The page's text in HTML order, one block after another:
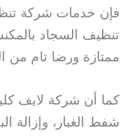
فإن خدمات شركة
تنظيف السجاد
ممتازة ورضا تام من
كما أن شركة لايف
شفط الغبار، وإزالة